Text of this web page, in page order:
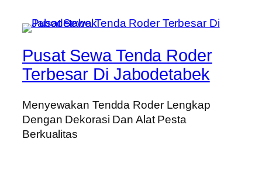
Pusat Sewa Tenda Roder
Terbesar Di Jabodetabek
Menyewakan Tendda Roder Lengkap
Dengan Dekorasi Dan Alat Pesta
Berkualitas